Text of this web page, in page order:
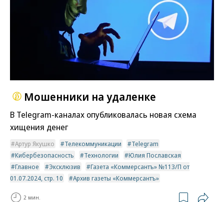
Мошенники на удаленке
В Telegram-каналах опубликовалась новая схема
хищения денег
Артур Якушко Телекоммуникации
Telegram
Кибербезопасность
Технологии
Юлия Пославская
Главное
Эксклюзив
Газета «Коммерсантъ» №113/П от
01.07.2024, стр. 10
Архив газеты «Коммерсантъ»
2 мин.